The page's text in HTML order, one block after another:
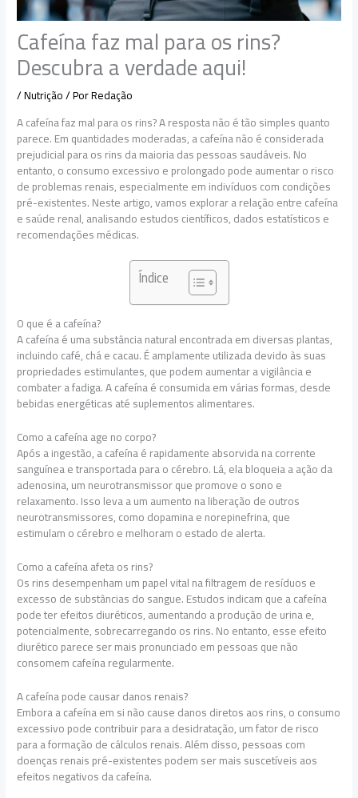
Cafeína faz mal para os rins?
Descubra a verdade aqui!
/Nutrição/ PorRedação
A cafeína faz mal para os rins? A resposta não é tão simples quanto
parece. Em quantidades moderadas, a cafeína não é considerada
prejudicial para os rins da maioria das pessoas saudáveis. No
entanto, o consumo excessivo e prolongado pode aumentar o risco
de problemas renais, especialmente em indivíduos com condições
pré-existentes. Neste artigo, vamos explorar a relação entre cafeína
e saúde renal, analisando estudos científicos, dados estatísticos e
recomendações médicas.
Índice
O que é a cafeína?
A cafeína é uma substância natural encontrada em diversas plantas,
incluindo café, chá e cacau. É amplamente utilizada devido às suas
propriedades estimulantes, que podem aumentar a vigilância e
combater a fadiga. A cafeína é consumida em várias formas, desde
bebidas energéticas até suplementos alimentares.
Como a cafeína age no corpo?
Após a ingestão, a cafeína é rapidamente absorvida na corrente
sanguínea e transportada para o cérebro. Lá, ela bloqueia a ação da
adenosina, um neurotransmissor que promove o sono e
relaxamento. Isso leva a um aumento na liberação de outros
neurotransmissores, como dopamina e norepinefrina, que
estimulam o cérebro e melhoram o estado de alerta.
Como a cafeína afeta os rins?
Os rins desempenham um papel vital na filtragem de resíduos e
excesso de substâncias do sangue. Estudos indicam que a cafeína
pode ter efeitos diuréticos, aumentando a produção de urina e,
potencialmente, sobrecarregando os rins. No entanto, esse efeito
diurético parece ser mais pronunciado em pessoas que não
consomem cafeína regularmente.
A cafeína pode causar danos renais?
Embora a cafeína em si não cause danos diretos aos rins, o consumo
excessivo pode contribuir para a desidratação, um fator de risco
para a formação de cálculos renais. Além disso, pessoas com
doenças renais pré-existentes podem ser mais suscetíveis aos
efeitos negativos da cafeína.